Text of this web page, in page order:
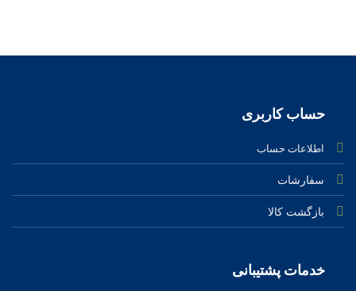
حساب کاربری
اطلاعات حساب
سفارشات
بازگشت کالا
خدمات پشتیبانی